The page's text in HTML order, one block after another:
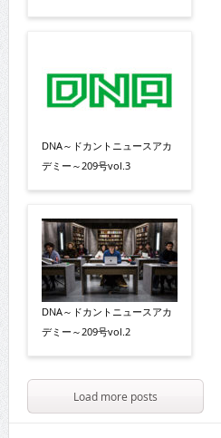
DNA～ドカントニュースアカ
デミー～209号vol.3
DNA～ドカントニュースアカ
デミー～209号vol.2
Load more posts